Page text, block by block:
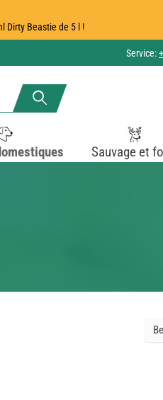
Dirty Beastie de 5 l !
Service:
Sauvage et